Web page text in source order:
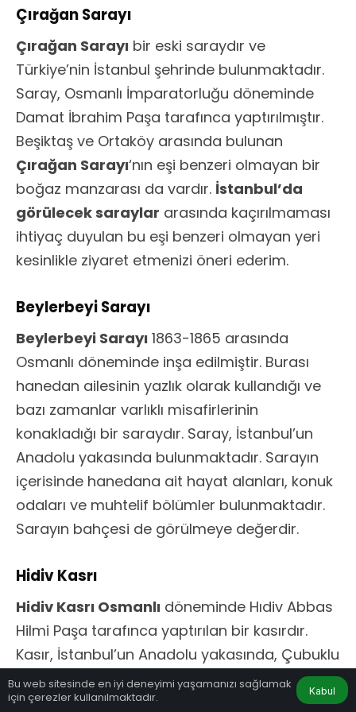
Çırağan Sarayı
Çırağan Sarayı bir eski saraydır ve
Türkiye’nin İstanbul şehrinde bulunmaktadır.
Saray, Osmanlı İmparatorluğu döneminde
Damat İbrahim Paşa tarafınca yaptırılmıştır.
Beşiktaş ve Ortaköy arasında bulunan
Çırağan Sarayı‘nın eşi benzeri olmayan bir
boğaz manzarası da vardır. İstanbul’da
görülecek saraylar arasında kaçırılmaması
ihtiyaç duyulan bu eşi benzeri olmayan yeri
kesinlikle ziyaret etmenizi öneri ederim.
Beylerbeyi Sarayı
Beylerbeyi Sarayı 1863-1865 arasında
Osmanlı döneminde inşa edilmiştir. Burası
hanedan ailesinin yazlık olarak kullandığı ve
bazı zamanlar varlıklı misafirlerinin
konakladığı bir saraydır. Saray, İstanbul’un
Anadolu yakasında bulunmaktadır. Sarayın
içerisinde hanedana ait hayat alanları, konuk
odaları ve muhtelif bölümler bulunmaktadır.
Sarayın bahçesi de görülmeye değerdir.
Hidiv Kasrı
Hidiv Kasrı Osmanlı döneminde Hıdiv Abbas
Hilmi Paşa tarafınca yaptırılan bir kasırdır.
Kasır, İstanbul’un Anadolu yakasında, Çubuklu
ve Kanlıca semtleri arasında bulunmaktadır.
Kasır, 19. yüzyılın sonlarında inşa edilmiştir ve
Bu web sitesinde en iyi deneyimi yaşamanızı sağlamak
için çerezler kullanılmaktadır.
Kabul